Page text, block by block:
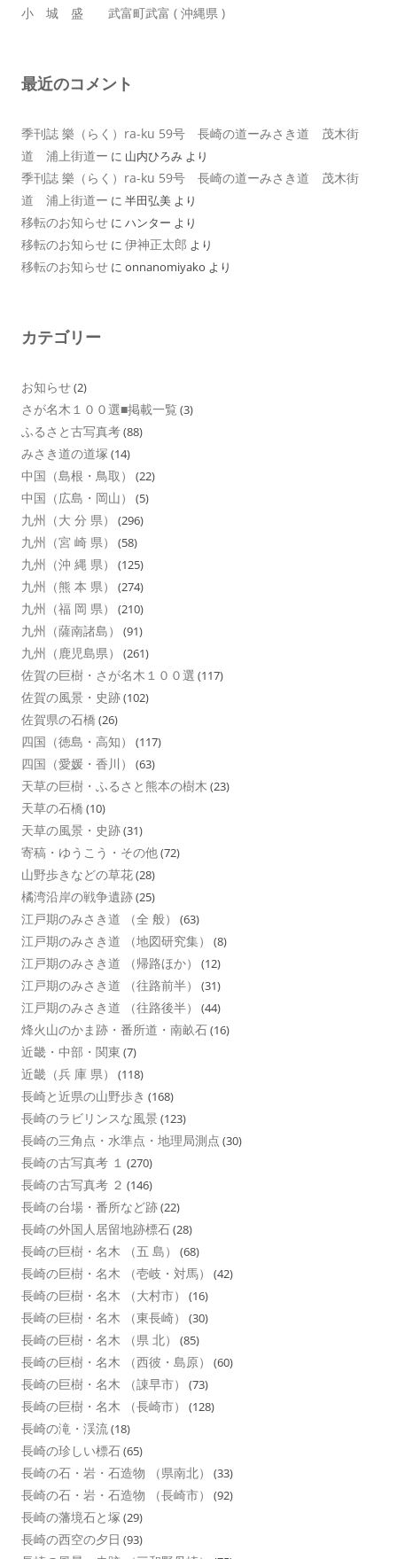
小 城 盛 武富町武富 ( 沖縄県 )
最近のコメント
季刊誌 樂（らく）ra-ku 59号 長崎の道ーみさき道 茂木街
道 浦上街道ー に 山内ひろみ より
季刊誌 樂（らく）ra-ku 59号 長崎の道ーみさき道 茂木街
道 浦上街道ー に 半田弘美 より
移転のお知らせ に ハンター より
移転のお知らせ に 伊神正太郎 より
移転のお知らせ に onnanomiyako より
カテゴリー
お知らせ(2)
さが名木１００選■掲載一覧 (3)
ふるさと古写真考(88)
みさき道の道塚 (14)
中国（島根・鳥取） (22)
中国（広島・岡山） (5)
九州（大 分 県） (296)
九州（宮 崎 県） (58)
九州（沖 縄 県） (125)
九州（熊 本 県） (274)
九州（福 岡 県） (210)
九州（薩南諸島） (91)
九州（鹿児島県） (261)
佐賀の巨樹・さが名木１００選 (117)
佐賀の風景・史跡(102)
佐賀県の石橋 (26)
四国（徳島・高知） (117)
四国（愛媛・香川） (63)
天草の巨樹・ふるさと熊本の樹木 (23)
天草の石橋 (10)
天草の風景・史跡(31)
寄稿・ゆうこう・その他(72)
山野歩きなどの草花(28)
橘湾沿岸の戦争遺跡(25)
江戸期のみさき道 （全 般） (63)
江戸期のみさき道 （地図研究集） (8)
江戸期のみさき道 （帰路ほか） (12)
江戸期のみさき道 （往路前半） (31)
江戸期のみさき道 （往路後半） (44)
烽火山のかま跡・番所道・南畝石(16)
近畿・中部・関東 (7)
近畿（兵 庫 県） (118)
長崎と近県の山野歩き (168)
長崎のラビリンスな風景 (123)
長崎の三角点・水準点・地理局測点 (30)
長崎の古写真考 １ (270)
長崎の古写真考 ２ (146)
長崎の台場・番所など跡(22)
長崎の外国人居留地跡標石(28)
長崎の巨樹・名木 （五 島） (68)
長崎の巨樹・名木 （壱岐・対馬） (42)
長崎の巨樹・名木 （大村市） (16)
長崎の巨樹・名木 （東長崎） (30)
長崎の巨樹・名木 （県 北） (85)
長崎の巨樹・名木 （西彼・島原） (60)
長崎の巨樹・名木 （諌早市） (73)
長崎の巨樹・名木 （長崎市） (128)
長崎の滝・渓流(18)
長崎の珍しい標石(65)
長崎の石・岩・石造物 （県南北） (33)
長崎の石・岩・石造物 （長崎市） (92)
長崎の藩境石と塚 (29)
長崎の西空の夕日 (93)